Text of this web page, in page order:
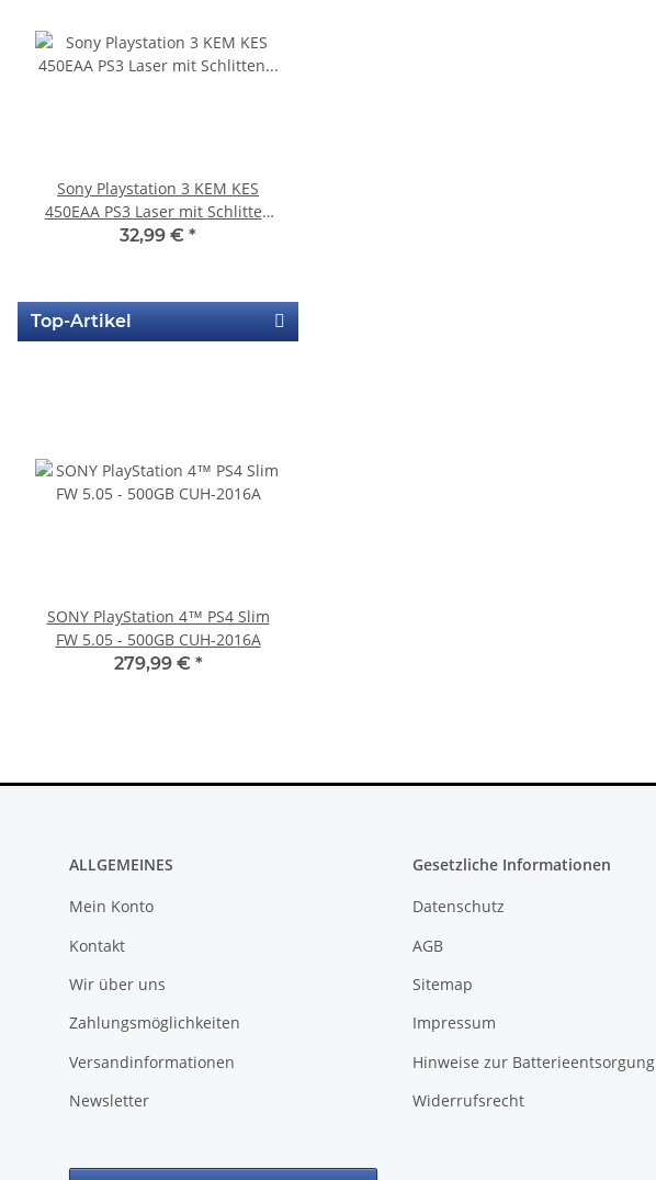
Sony Playstation 3 KEM KES
450EAA PS3 Laser mit Schlitten
Blu-Ray Laufwerk gebraucht
32,99 € *
Top-Artikel
SONY PlayStation 4™ PS4 Slim
FW 5.05 - 500GB CUH-2016A
279,99 € *
ALLGEMEINES
Mein Konto
Kontakt
Wir über uns
Zahlungsmöglichkeiten
Versandinformationen
Newsletter
Gesetzliche Informationen
Datenschutz
AGB
Sitemap
Impressum
Hinweise zur Batterieentsorgung
Widerrufsrecht